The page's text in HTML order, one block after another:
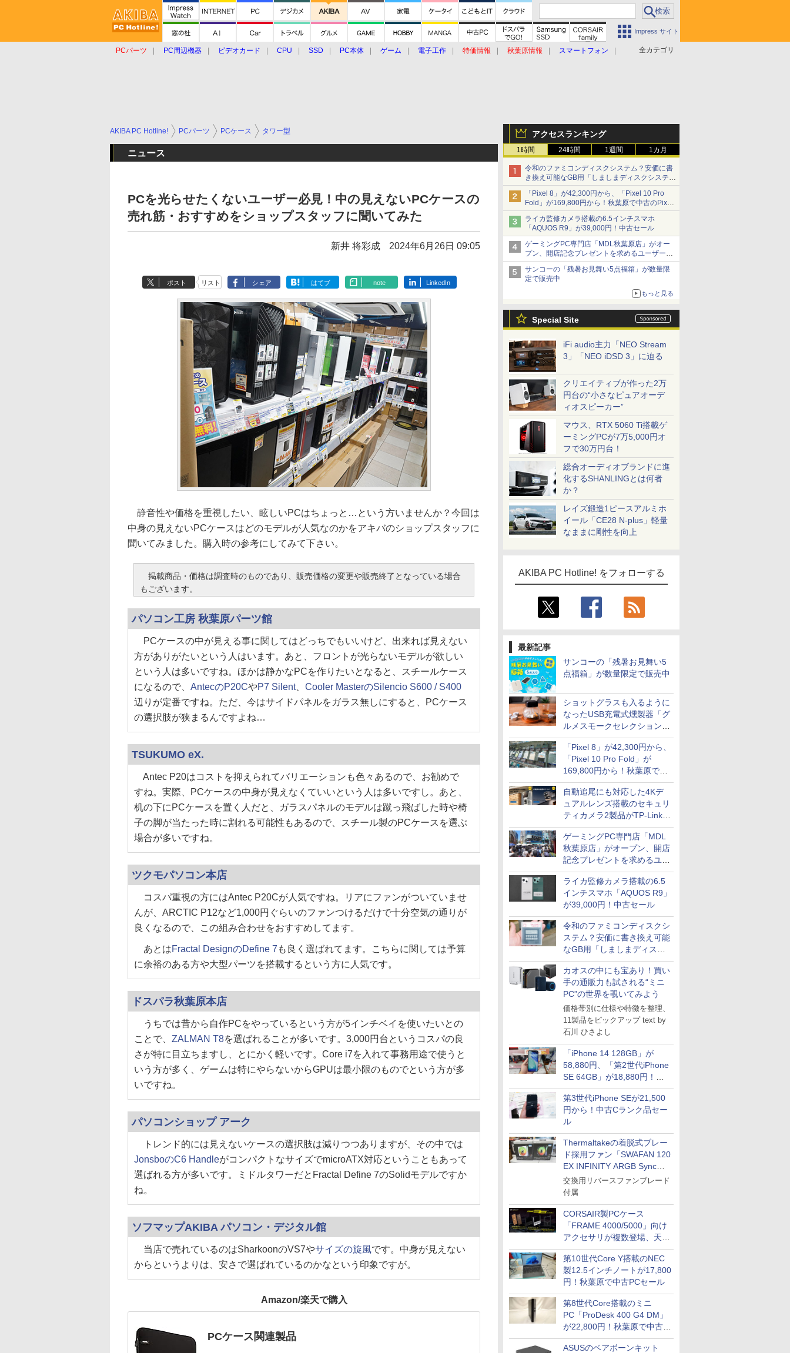
Impress サイト
全カテゴリ
PCパーツ PC周辺機器 ビデオカード CPU SSD PC本体 ゲーム 電子工作 特価情報 秋葉原情報
スマートフォン
アクセスランキング
1時間 24時間 1週間 1カ月
令和のファミコンディスクシステム？安価に書
き換え可能なGB用「しましまディスクシステ
ム」
「Pixel 8」が42,300円から、「Pixel 10 Pro
Fold」が169,800円から！秋葉原で中古のPixel
シリーズがお買い得
ライカ監修カメラ搭載の6.5インチスマホ
「AQUOS R9」が39,000円！中古セール
ゲーミングPC専門店「MDL秋葉原店」がオー
プン、開店記念プレゼントを求めるユーザーが
押し寄せ長蛇の列に
サンコーの「残暑お見舞い5点福箱」が数量限
定で販売中
もっと見る
Special Site
iFi audio主力「NEO Stream
3」「NEO iDSD 3」に迫る
クリエイティブが作った2万
円台の“小さなピュアオーデ
ィオスピーカー”
マウス、RTX 5060 Ti搭載ゲ
ーミングPCが7万5,000円オ
フで30万円台！
総合オーディオブランドに進
化するSHANLINGとは何者
か？
レイズ鍛造1ピースアルミホ
イール「CE28 N-plus」軽量
なままに剛性を向上
AKIBA PC Hotline! をフォローする
最新記事
サンコーの「残暑お見舞い5
点福箱」が数量限定で販売中
ショットグラスも入るように
なったUSB充電式燻製器「グ
ルメスモークセレクション
2」がサンコーから
「Pixel 8」が42,300円から、
「Pixel 10 Pro Fold」が
169,800円から！秋葉原で中
古のPixelシリーズがお買い得
自動追尾にも対応した4Kデ
ュアルレンズ搭載のセキュリ
ティカメラ2製品がTP-Linkか
ら
ゲーミングPC専門店「MDL
秋葉原店」がオープン、開店
記念プレゼントを求めるユー
ザーが押し寄せ長蛇の列に
ライカ監修カメラ搭載の6.5
インチスマホ「AQUOS R9」
が39,000円！中古セール
令和のファミコンディスクシ
ステム？安価に書き換え可能
なGB用「しましまディスク
システム」
カオスの中にも宝あり！買い
手の通販力も試される“ミニ
PC”の世界を覗いてみよう
価格帯別に仕様や特徴を整理、
11製品をピックアップ text by
石川 ひさよし
「iPhone 14 128GB」が
58,880円、「第2世代iPhone
SE 64GB」が18,880円！中
古Bランク品セール
第3世代iPhone SEが21,500
円から！中古Cランク品セー
ル
Thermaltakeの着脱式ブレー
ド採用ファン「SWAFAN 120
EX INFINITY ARGB Sync」
に単品パッケージ
交換用リバースファンブレード
付属
CORSAIR製PCケース
「FRAME 4000/5000」向け
アクセサリが複数登場、天然
木製パネルや背面コネクタ対
応トレイなど
第10世代Core Y搭載のNEC
製12.5インチノートが17,800
円！秋葉原で中古PCセール
第8世代Core搭載のミニ
PC「ProDesk 400 G4 DM」
が22,800円！秋葉原で中古
PCセール
ASUSのベアボーンキット
AKIBA PC Hotline! PCパーツ PCケース タワー型
ニュース
PCを光らせたくないユーザー必見！中の見えないPCケースの
売れ筋・おすすめをショップスタッフに聞いてみた
新井 将彩成 2024年6月26日 09:05
ポスト リスト シェア はてブ note LinkedIn
静音性や価格を重視したい、眩しいPCはちょっと…という方いませんか？今回は
中身の見えないPCケースはどのモデルが人気なのかをアキバのショップスタッフに
聞いてみました。購入時の参考にしてみて下さい。
掲載商品・価格は調査時のものであり、販売価格の変更や販売終了となっている場合
もございます。
パソコン工房 秋葉原パーツ館
PCケースの中が見える事に関してはどっちでもいいけど、出来れば見えない
方がありがたいという人はいます。あと、フロントが光らないモデルが欲しい
という人は多いですね。ほかは静かなPCを作りたいとなると、スチールケース
になるので、 AntecのP20CやP7 Silent、 Cooler MasterのSilencio S600 / S400
辺りが定番ですね。ただ、今はサイドパネルをガラス無しにすると、PCケース
の選択肢が狭まるんですよね…
TSUKUMO eX.
Antec P20はコストを抑えられてバリエーションも色々あるので、お勧めで
すね。実際、PCケースの中身が見えなくていいという人は多いですし。あと、
机の下にPCケースを置く人だと、ガラスパネルのモデルは蹴っ飛ばした時や椅
子の脚が当たった時に割れる可能性もあるので、スチール製のPCケースを選ぶ
場合が多いですね。
ツクモパソコン本店
コスパ重視の方にはAntec P20Cが人気ですね。リアにファンがついていませ
んが、ARCTIC P12など1,000円ぐらいのファンつけるだけで十分空気の通りが
良くなるので、この組み合わせをおすすめしてます。
あとはFractal DesignのDefine 7 も良く選ばれてます。こちらに関しては予算
に余裕のある方や大型パーツを搭載するという方に人気です。
ドスパラ秋葉原本店
うちでは昔から自作PCをやっているという方が5インチベイを使いたいとの
ことで、 ZALMAN T8を選ばれることが多いです。3,000円台というコスパの良
さが特に目立ちますし、とにかく軽いです。Core i7を入れて事務用途で使うと
いう方が多く、ゲームは特にやらないからGPUは最小限のものでという方が多
いですね。
パソコンショップ アーク
トレンド的には見えないケースの選択肢は減りつつありますが、その中では
JonsboのC6 HandleがコンパクトなサイズでmicroATX対応ということもあって
選ばれる方が多いです。ミドルタワーだとFractal Define 7のSolidモデルですか
ね。
ソフマップAKIBA パソコン・デジタル館
当店で売れているのはSharkoonのVS7やサイズの旋風です。中身が見えない
からというよりは、安さで選ばれているのかなという印象ですが。
Amazon/楽天で購入
PCケース関連製品